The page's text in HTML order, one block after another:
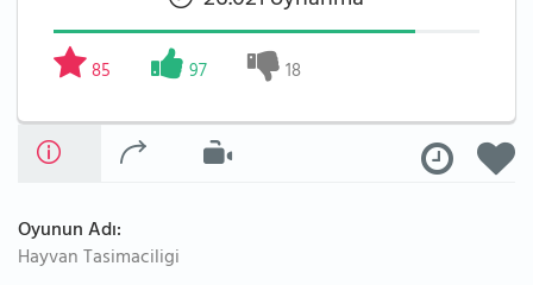
85 97 18
Oyunun Adı:
Hayvan Tasimaciligi